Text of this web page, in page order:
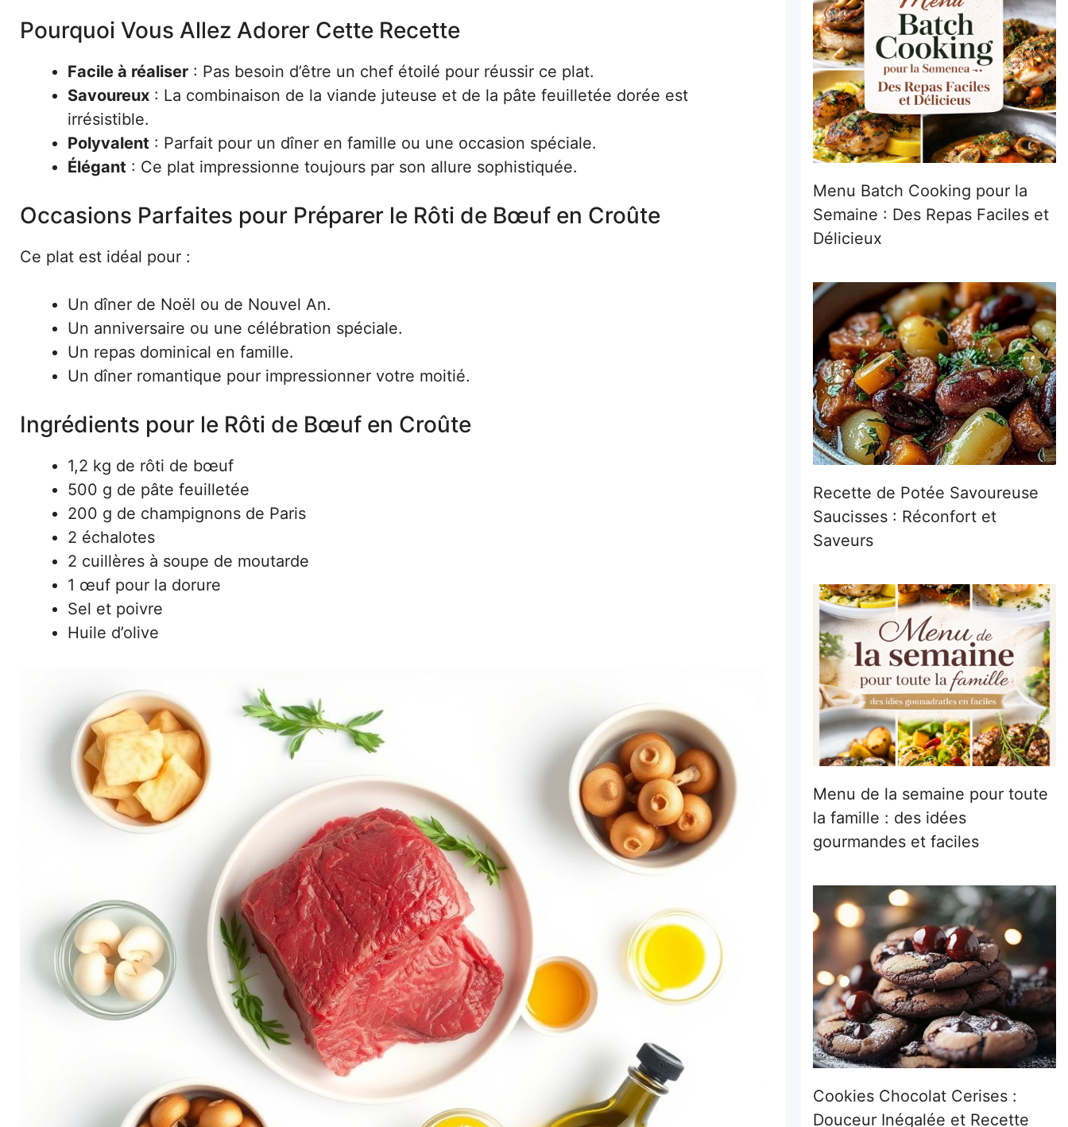
Pourquoi Vous Allez Adorer Cette Recette
Facile à réaliser : Pas besoin d’être un chef étoilé pour réussir ce plat.
Savoureux : La combinaison de la viande juteuse et de la pâte feuilletée dorée est
irrésistible.
Polyvalent : Parfait pour un dîner en famille ou une occasion spéciale.
Élégant : Ce plat impressionne toujours par son allure sophistiquée.
Occasions Parfaites pour Préparer le Rôti de Bœuf en Croûte
Ce plat est idéal pour :
Un dîner de Noël ou de Nouvel An.
Un anniversaire ou une célébration spéciale.
Un repas dominical en famille.
Un dîner romantique pour impressionner votre moitié.
Ingrédients pour le Rôti de Bœuf en Croûte
1,2 kg de rôti de bœuf
500 g de pâte feuilletée
200 g de champignons de Paris
2 échalotes
2 cuillères à soupe de moutarde
1 œuf pour la dorure
Sel et poivre
Huile d’olive
Menu Batch Cooking pour la
Semaine : Des Repas Faciles et
Délicieux
Recette de Potée Savoureuse
Saucisses : Réconfort et
Saveurs
Menu de la semaine pour toute
la famille : des idées
gourmandes et faciles
Cookies Chocolat Cerises :
Douceur Inégalée et Recette